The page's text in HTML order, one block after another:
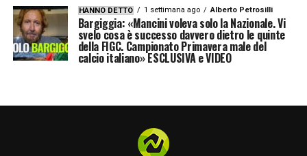
McTominay, Meret, Neres, Obaretin, Olivera,
Politano, Raspadori, Rrahmani, Sgarbi,
Simeone, Spinazzola, Turi, Vergara, Zanoli,
HANNO DETTO 1 settimana ago Alberto Petrosilli
Bargiggia: «Mancini voleva solo la Nazionale. Vi
svelo cosa è successo davvero dietro le quinte
della FIGC. Campionato Primavera male del
calcio italiano» ESCLUSIVA e VIDEO